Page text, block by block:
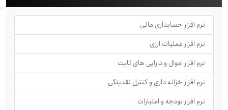
نرم افزار حسابداری مالی
نرم افزار عملیات ارزی
نرم افزار اموال و دارایی های ثابت
نرم افزار خزانه داری و کنترل نقدینگی
نرم افزار بودجه و اعتبارات